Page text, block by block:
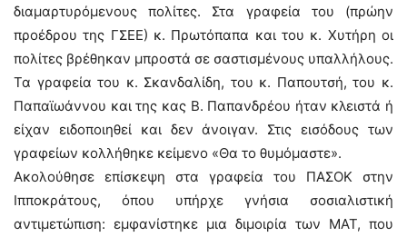
διαμαρτυρόμενους πολίτες. Στα γραφεία του (πρώην
προέδρου της ΓΣΕΕ) κ. Πρωτόπαπα και του κ. Χυτήρη οι
πολίτες βρέθηκαν μπροστά σε σαστισμένους υπαλλήλους.
Τα γραφεία του κ. Σκανδαλίδη, του κ. Παπουτσή, του κ.
Παπαϊωάννου και της κας Β. Παπανδρέου ήταν κλειστά ή
είχαν ειδοποιηθεί και δεν άνοιγαν. Στις εισόδους των
γραφείων κολλήθηκε κείμενο «Θα το θυμόμαστε».
Ακολούθησε επίσκεψη στα γραφεία του ΠΑΣΟΚ στην
Ιπποκράτους, όπου υπήρχε γνήσια σοσιαλιστική
αντιμετώπιση: εμφανίστηκε μια διμοιρία των ΜΑΤ, που